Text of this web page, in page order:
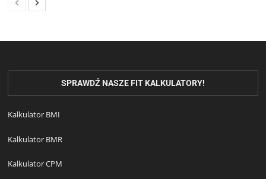
SPRAWDŹ NASZE FIT KALKULATORY!
Kalkulator BMI
Kalkulator BMR
Kalkulator CPM